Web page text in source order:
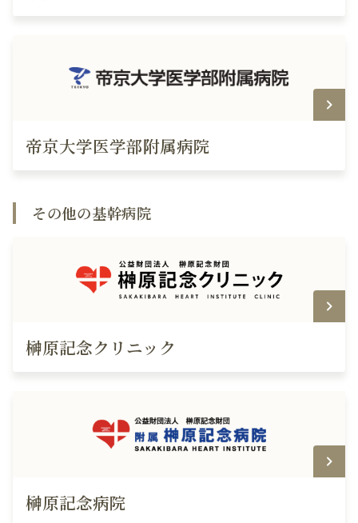
帝京大学医学部附属病院
その他の基幹病院
榊原記念クリニック
榊原記念病院